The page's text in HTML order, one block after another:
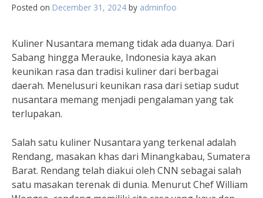
Posted on December 31, 2024 by adminfoo
Kuliner Nusantara memang tidak ada duanya. Dari
Sabang hingga Merauke, Indonesia kaya akan
keunikan rasa dan tradisi kuliner dari berbagai
daerah. Menelusuri keunikan rasa dari setiap sudut
nusantara memang menjadi pengalaman yang tak
terlupakan.
Salah satu kuliner Nusantara yang terkenal adalah
Rendang, masakan khas dari Minangkabau, Sumatera
Barat. Rendang telah diakui oleh CNN sebagai salah
satu masakan terenak di dunia. Menurut Chef William